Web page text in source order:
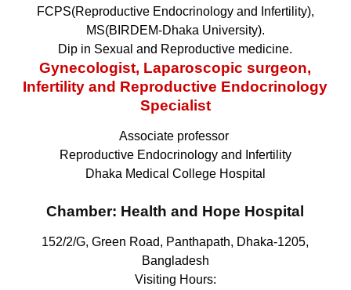
FCPS(Reproductive Endocrinology and Infertility),
MS(BIRDEM-Dhaka University).
Dip in Sexual and Reproductive medicine.
Gynecologist, Laparoscopic surgeon,
Infertility and Reproductive Endocrinology
Specialist
Associate professor
Reproductive Endocrinology and Infertility
Dhaka Medical College Hospital
Chamber: Health and Hope Hospital
152/2/G, Green Road, Panthapath, Dhaka-1205,
Bangladesh
Visiting Hours: